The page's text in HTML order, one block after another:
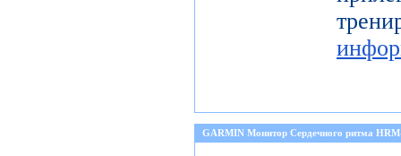
GARMIN Монитор Сердечного ритма